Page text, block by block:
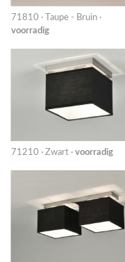
71810 · Taupe - Bruin ·
voorradig
71210 · Zwart · voorradig